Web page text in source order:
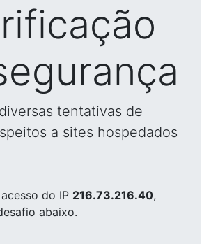
tentativas de
a sites hospedados
do IP 216.73.216.40,
abaixo.